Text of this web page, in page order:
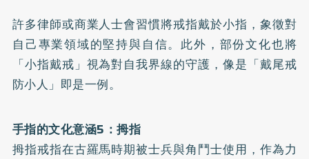
許多律師或商業人士會習慣將戒指戴於小指，象徵對
自己專業領域的堅持與自信。此外，部份文化也將
「小指戴戒」視為對自我界線的守護，像是「戴尾戒
防小人」即是一例。
手指的文化意涵5：拇指
拇指戒指在古羅馬時期被士兵與角鬥士使用，作為力